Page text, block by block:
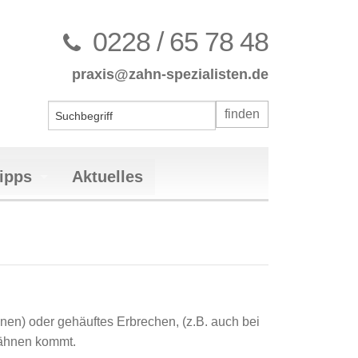
0228 / 65 78 48
praxis@zahn-spezialisten.de
Aktuelles
oder gehäuftes Erbrechen, (z.B. auch bei
kommt.